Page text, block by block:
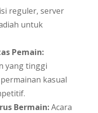
reguler, server
untuk
Pemain:
yang tinggi
kasual
Bermain:Acara